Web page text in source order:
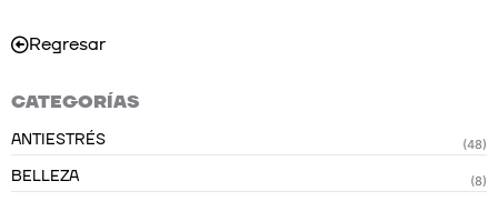
Regresar
CATEGORÍAS
ANTIESTRÉS (48)
BELLEZA (8)